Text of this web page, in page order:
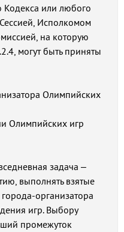
Кодекса или любого
Исполкомом
на которую
могут быть приняты
Олимпийских
Олимпийских игр
задача –
выполнять взятые
организатора
игр. Выбору
промежуток